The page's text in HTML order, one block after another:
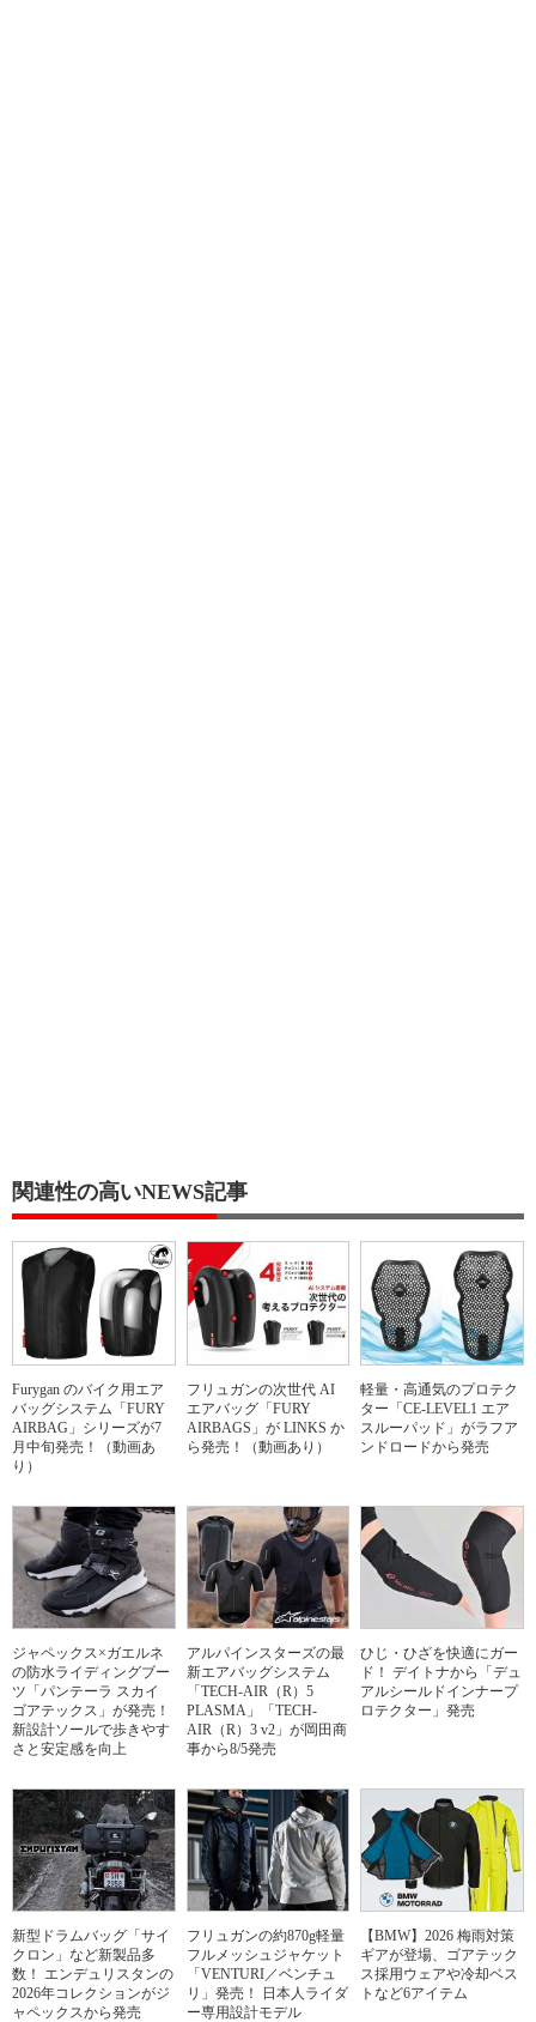
関連性の高いNEWS記事
Furygan のバイク用エア
バッグシステム「FURY
AIRBAG」シリーズが7
月中旬発売！（動画あ
り）
フリュガンの次世代 AI
エアバッグ「FURY
AIRBAGS」が LINKS か
ら発売！（動画あり）
軽量・高通気のプロテク
ター「CE-LEVEL1 エア
スルーパッド」がラフア
ンドロードから発売
ジャペックス×ガエルネ
の防水ライディングブー
ツ「パンテーラ スカイ
ゴアテックス」が発売！
新設計ソールで歩きやす
さと安定感を向上
アルパインスターズの最
新エアバッグシステム
「TECH-AIR（R）5
PLASMA」「TECH-
AIR（R）3 v2」が岡田商
事から8/5発売
ひじ・ひざを快適にガー
ド！ デイトナから「デュ
アルシールドインナープ
ロテクター」発売
新型ドラムバッグ「サイ
クロン」など新製品多
数！ エンデュリスタンの
2026年コレクションがジ
ャペックスから発売
フリュガンの約870g軽量
フルメッシュジャケット
「VENTURI／ベンチュ
リ」発売！ 日本人ライダ
ー専用設計モデル
【BMW】2026 梅雨対策
ギアが登場、ゴアテック
ス採用ウェアや冷却ベス
トなど6アイテム